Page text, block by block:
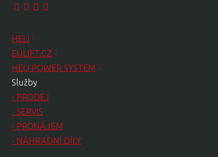
HELI
EULIFT.CZ
HELI POWER SYSTEM
Služby
- PRODEJ
- SERVIS
- PRONÁJEM
- NÁHRADNÍ DÍLY